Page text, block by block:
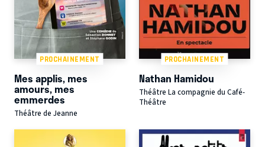
PROCHAINEMENT
Mes applis, mes
amours, mes
emmerdes
Théâtre de Jeanne
PROCHAINEMENT
Nathan Hamidou
Théâtre La compagnie du Café-
Théâtre